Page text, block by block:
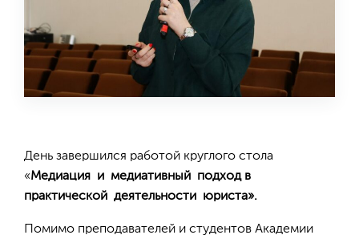
День завершился работой круглого стола
«Медиация и медиативный подход в
практической деятельности юриста».
Помимо преподавателей и студентов Академии